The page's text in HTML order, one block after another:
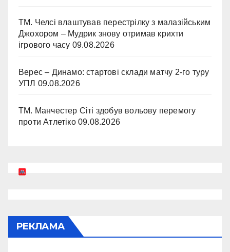
ТМ. Челсі влаштував перестрілку з малазійським
Джохором – Мудрик знову отримав крихти
ігрового часу 09.08.2026
Верес – Динамо: стартові склади матчу 2-го туру
УПЛ 09.08.2026
ТМ. Манчестер Сіті здобув вольову перемогу
проти Атлетіко 09.08.2026
РЕКЛАМА